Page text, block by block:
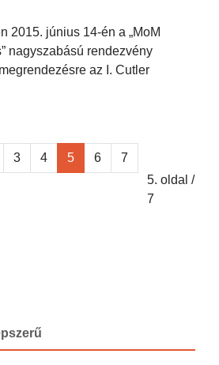
2015. június 14-én a „MoM
nagyszabású rendezvény
az I. Cutler
3 4 5 6
7
5. oldal /
7